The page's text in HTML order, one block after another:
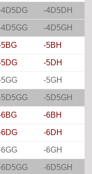
-4D5DH
-4D5GH
-5BH
-5DH
-5GH
-5D5GH
-6BH
-6DH
-6GH
-6D5GH